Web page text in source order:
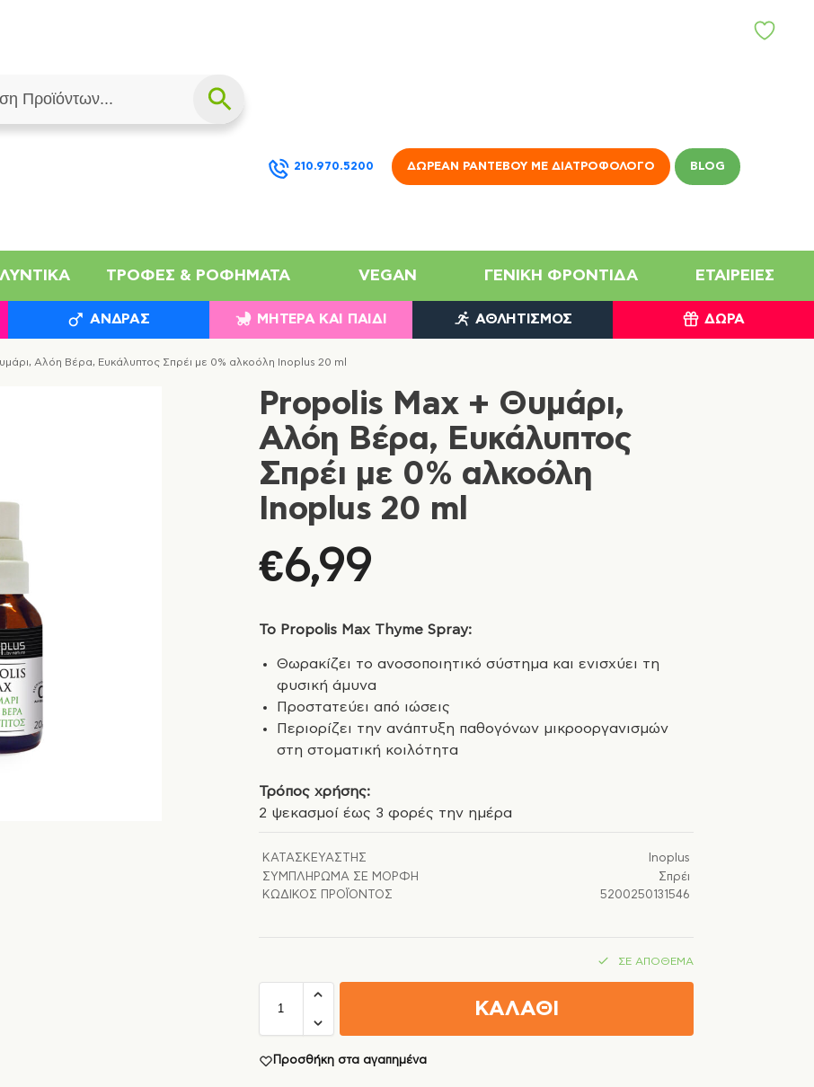
210.970.5200 ΔΩΡΕΆΝ ΡΑΝΤΕΒΟΎ ΜΕ ΔΙΑΤΡΟΦΟΛΌΓΟ BLOG
Α
ΤΡΟΦΈΣ & ΡΟΦΉΜΑΤΑ VEGAN ΓΕΝΙΚΉ ΦΡΟΝΤΊΔΑ ΕΤΑΙΡΕΊΕΣ
ΆΝΔΡΑΣ ΜΗΤΈΡΑ ΚΑΙ ΠΑΙΔΊ ΑΘΛΗΤΙΣΜΌΣ ΔΏΡΑ
Αλόη Βέρα, Ευκάλυπτος Σπρέι με 0% αλκοόλη Inoplus 20 ml
Propolis Max + Θυμάρι,
Αλόη Βέρα, Ευκάλυπτος
Σπρέι με 0% αλκοόλη
Inoplus 20 ml
€6,99
Το Propolis Max Thyme Spray:
Θωρακίζει το ανοσοποιητικό σύστημα και ενισχύει τη
φυσική άμυνα
Προστατεύει από ιώσεις
Περιορίζει την ανάπτυξη παθογόνων μικροοργανισμών
στη στοματική κοιλότητα
Τρόπος χρήσης:
2 ψεκασμοί έως 3 φορές την ημέρα
ΚΑΤΑΣΚΕΥΑΣΤΉΣ
Inoplus
ΣΥΜΠΛΉΡΩΜΑ ΣΕ ΜΟΡΦΉ
Σπρέι
ΚΩΔΙΚΌΣ ΠΡΟΪΌΝΤΟΣ
5200250131546
ΣΕ ΑΠΌΘΕΜΑ
ΚΑΛΑΘΙ
Προσθήκη στα αγαπημένα